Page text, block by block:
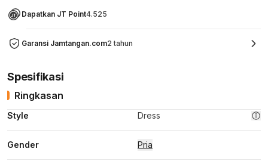
Dapatkan JT Point4.525
Garansi Jamtangan.com2 tahun
Spesifikasi
Ringkasan
Style Dress
Gender Pria